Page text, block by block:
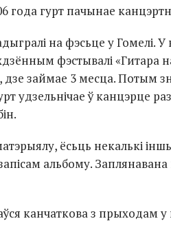
года гурт пачынае
на фэсьце у Гомелі. У
фэстывалі «Гитара
дзе займае 3 месца. Потым
удзельнічае ў канцэрце
ёсьць некалькі
альбому. Заплянавана
канчаткова з прыходам у